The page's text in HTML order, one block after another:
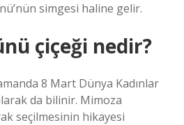
simgesi haline gelir.
çiçeği nedir?
8 Mart Dünya Kadınlar
da bilinir. Mimoza
seçilmesinin hikayesi